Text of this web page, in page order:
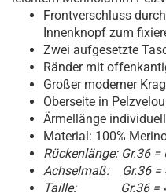
Frontverschluss
Innenknopf zum
Zwei aufgesetzte
Ränder mit
Großer moderner
Oberseite in
Ärmellänge
Material: 100%
Rückenlänge: Gr.36
Achselmaß: Gr.36 =
Taille: Gr.36 =